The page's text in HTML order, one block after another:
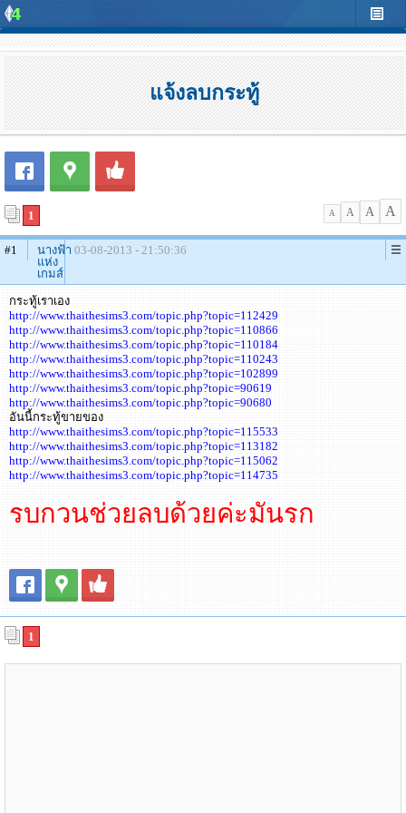
แจ้งลบกระทู้
1 A A A A
#1
นางฟ้า
แห่ง
เกมส์
03-08-2013 - 21:50:36
กระทู้เราเอง
http://www.thaithesims3.com/topic.php?topic=112429
http://www.thaithesims3.com/topic.php?topic=110866
http://www.thaithesims3.com/topic.php?topic=110184
http://www.thaithesims3.com/topic.php?topic=110243
http://www.thaithesims3.com/topic.php?topic=102899
http://www.thaithesims3.com/topic.php?topic=90619
http://www.thaithesims3.com/topic.php?topic=90680
อันนี้กระทู้ขายของ
http://www.thaithesims3.com/topic.php?topic=115533
http://www.thaithesims3.com/topic.php?topic=113182
http://www.thaithesims3.com/topic.php?topic=115062
http://www.thaithesims3.com/topic.php?topic=114735
รบกวนช่วยลบด้วยค่ะมันรก
1